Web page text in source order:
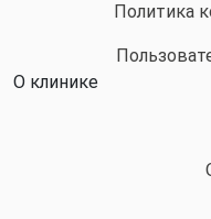
Политика
О клинике